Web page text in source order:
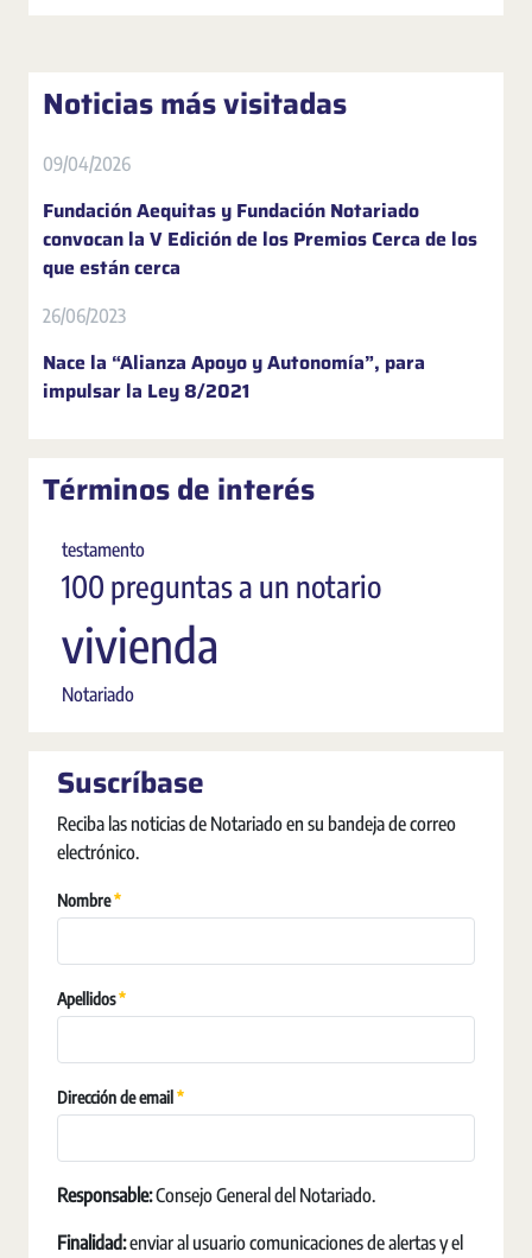
Noticias más visitadas
09/04/2026
Fundación Aequitas y Fundación Notariado
convocan la V Edición de los Premios Cerca de los
que están cerca
26/06/2023
Nace la “Alianza Apoyo y Autonomía”, para
impulsar la Ley 8/2021
Términos de interés
testamento
100 preguntas a un notario
vivienda
Notariado
Suscríbase
Reciba las noticias de Notariado en su bandeja de correo
electrónico.
Nombre Requerido
Apellidos Requerido
Dirección de email Requerido
Responsable:Consejo General del Notariado.
Finalidad:enviar al usuario comunicaciones de alertas y el